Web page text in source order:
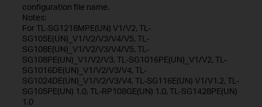
configuration file name.
Notes:
For TL-SG1218MPE(UN) V1/V2, TL-
SG105E(UN)_V1/V2/V3/V4/V5, TL-
SG108E(UN)_V1/V2/V3/V4/V5, TL-
SG108PE(UN)_V1/V2/V3, TL-SG1016PE(UN)_V1/V2, TL-
SG1016DE(UN)_V1/V2/V3/V4, TL-
SG1024DE(UN)_V1/V2/V3/V4, TL-SG116E(UN) V1/V1.2, TL-
SG105PE(UN) 1.0, TL-RP108GE(UN) 1.0, TL-SG1428PE(UN)
1.0